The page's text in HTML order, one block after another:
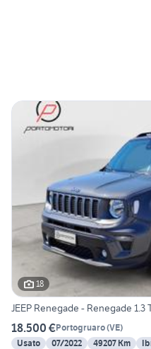
18
JEEP Renegade - Renegade 1.3
18.500 €Portogruaro(VE)
Usato
07/2022 49207 Km